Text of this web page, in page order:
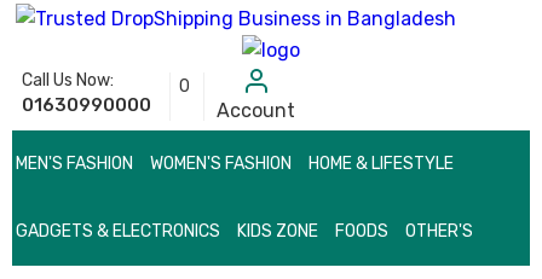
Call Us Now:
01630990000
0
Account
MEN'S FASHION WOMEN'S FASHION HOME & LIFESTYLE
GADGETS & ELECTRONICS KIDS ZONE FOODS OTHER'S